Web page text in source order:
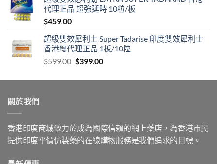
through
代理正品 超強延時 10粒/板
$459.00
超級雙效犀利士 Super Tadarise 印度雙效犀利士
香港總代理正品 1板/10粒
$599.00 Original
was:
$399.00Current
is:
關於我們
香港印度商城致力於成為國際信賴的網上藥店，為香港市民
提供印度平價仿製藥的在線購物服務是我們追求的目標。